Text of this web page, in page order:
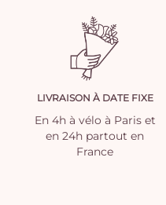
LIVRAISON À DATE FIXE
En 4h à vélo à Paris et
en 24h partout en
France